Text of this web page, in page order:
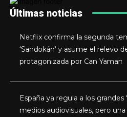
Últimas noticias
Netflix confirma la segunda
‘Sandokán’ y asume el relevo
protagonizada por Can Yaman
España ya regula a los grandes
medios audiovisuales, pero